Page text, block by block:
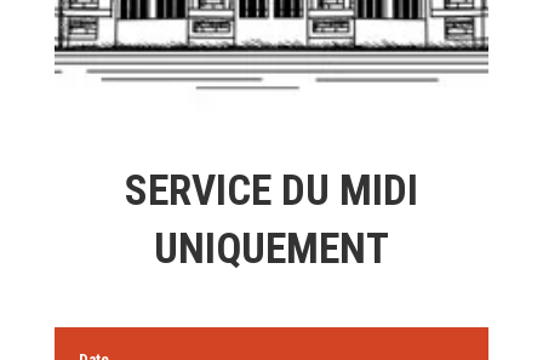
SERVICE DU MIDI
UNIQUEMENT